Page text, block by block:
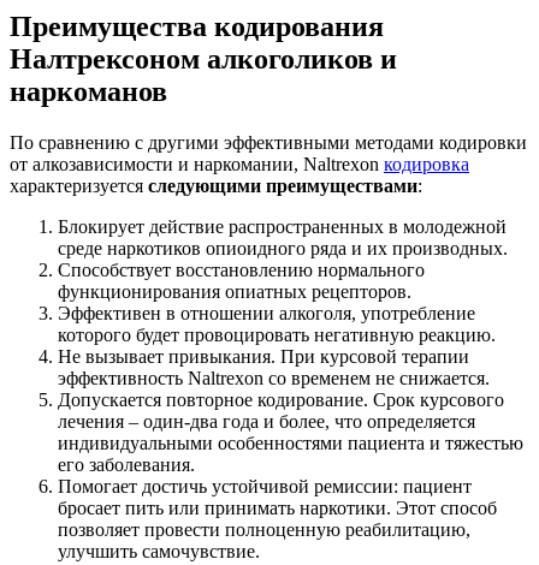
Преимущества кодирования
Налтрексоном алкоголиков и
наркоманов
По сравнению с другими эффективными методами кодировки
от алкозависимости и наркомании, Naltrexon кодировка
характеризуется следующими преимуществами:
Блокирует действие распространенных в молодежной
среде наркотиков опиоидного ряда и их производных.
Способствует восстановлению нормального
функционирования опиатных рецепторов.
Эффективен в отношении алкоголя, употребление
которого будет провоцировать негативную реакцию.
Не вызывает привыкания. При курсовой терапии
эффективность Naltrexon со временем не снижается.
Допускается повторное кодирование. Срок курсового
лечения – один-два года и более, что определяется
индивидуальными особенностями пациента и тяжестью
его заболевания.
Помогает достичь устойчивой ремиссии: пациент
бросает пить или принимать наркотики. Этот способ
позволяет провести полноценную реабилитацию,
улучшить самочувствие.